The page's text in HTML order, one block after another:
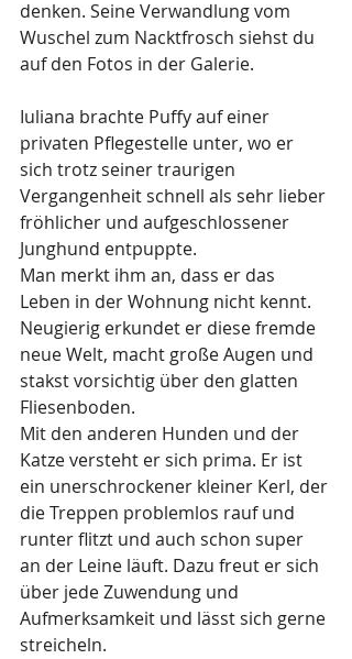
denken. Seine Verwandlung vom
Wuschel zum Nacktfrosch siehst du
auf den Fotos in der Galerie.
Iuliana brachte Puffy auf einer
privaten Pflegestelle unter, wo er
sich trotz seiner traurigen
Vergangenheit schnell als sehr lieber
fröhlicher und aufgeschlossener
Junghund entpuppte.
Man merkt ihm an, dass er das
Leben in der Wohnung nicht kennt.
Neugierig erkundet er diese fremde
neue Welt, macht große Augen und
stakst vorsichtig über den glatten
Fliesenboden.
Mit den anderen Hunden und der
Katze versteht er sich prima. Er ist
ein unerschrockener kleiner Kerl, der
die Treppen problemlos rauf und
runter flitzt und auch schon super
an der Leine läuft. Dazu freut er sich
über jede Zuwendung und
Aufmerksamkeit und lässt sich gerne
streicheln.